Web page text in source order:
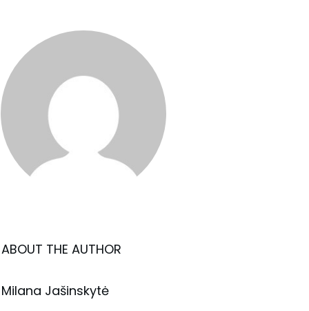
ABOUT THE AUTHOR
Milana Jašinskytė